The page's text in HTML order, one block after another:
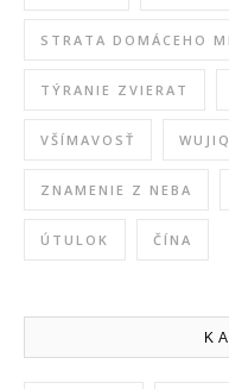
STRATA DOMÁCEHO
TÝRANIE ZVIERAT
VŠÍMAVOSŤ
ZNAMENIE Z NEBA
ÚTULOK ČÍNA